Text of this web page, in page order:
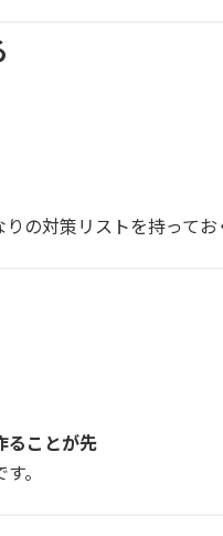
の対策リストを持ってお
ることが先
。